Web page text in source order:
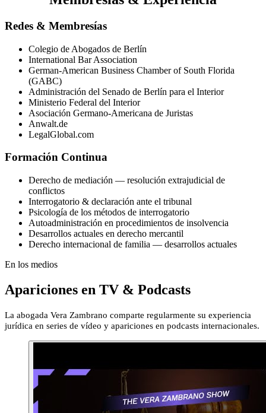
Redes & Membresías
Colegio de Abogados de Berlín
International Bar Association
German-American Business Chamber of South Florida
(GABC)
Administración del Senado de Berlín para el Interior
Ministerio Federal del Interior
Asociación Germano-Americana de Juristas
Anwalt.de
LegalGlobal.com
Formación Continua
Derecho de mediación — resolución extrajudicial de
conflictos
Interrogatorio & declaración ante el tribunal
Psicología de los métodos de interrogatorio
Autoadministración en procedimientos de insolvencia
Desarrollos actuales en derecho mercantil
Derecho internacional de familia — desarrollos actuales
En los medios
Apariciones en TV & Podcasts
La abogada Vera Zambrano comparte regularmente su experiencia
jurídica en series de vídeo y apariciones en podcasts internacionales.